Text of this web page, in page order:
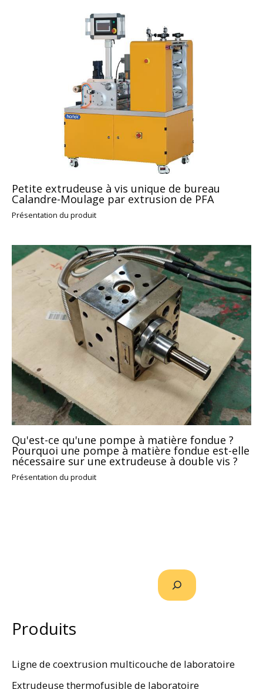
Produits
Ligne de coextrusion multicouche de laboratoire
Extrudeuse thermofusible de laboratoire
Petite extrudeuse à vis unique de bureau
Calandre-Moulage par extrusion de PFA
Présentation du produit
Qu'est-ce qu'une pompe à matière fondue ?
Pourquoi une pompe à matière fondue est-elle
nécessaire sur une extrudeuse à double vis ?
Présentation du produit